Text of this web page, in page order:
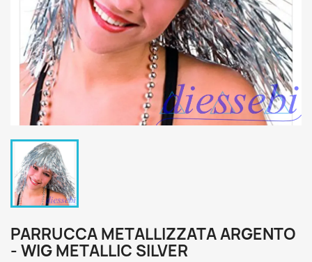
PARRUCCA METALLIZZATA ARGENTO
- WIG METALLIC SILVER